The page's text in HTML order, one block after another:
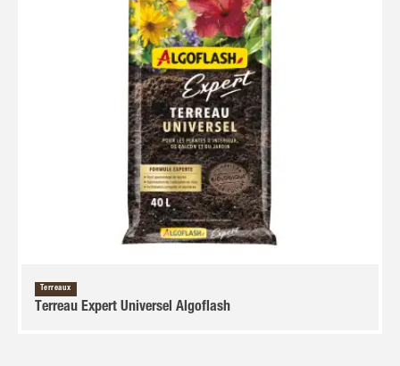
Terreaux
Terreau Expert Universel Algoflash